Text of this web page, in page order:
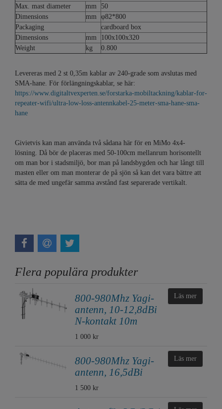
Max. mast diameter
mm
50
Dimensions
mm
φ82*800
Packaging
cardboard box
Dimensions
mm
100x100x320
Weight
kg 0.800
Levereras med 2 st 0,35m kablar av 240-grade som avslutas med
SMA-hane. För förlängningskablar, se här:
https://www.digitaltvexperten.se/forstarka-mobiltackning/kablar-for-
repeater-wifi/ultra-low-loss-antennkabel-25-meter-sma-hane-sma-
hane
Givietvis kan man använda två sådana här för en MiMo 4x4-
lösning. Då bör de placeras med 50-100cm mellanrum horisontellt
om man bor i stadsmiljö, bor man på landsbygden och har långt till
masten eller om man monterar de på sjön så kan det vara bättre att
sätta de med ungefär samma avstånd fast separerade vertikalt.
Flera populära produkter
800-980Mhz Yagi-
antenn, 10-12,8dBi
N-kontakt 10m
1 000 kr
Läs mer
800-980Mhz Yagi-
antenn, 16,5dBi
1 500 kr
Läs mer